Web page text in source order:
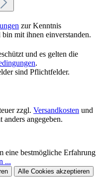
zur Kenntnis
bin mit ihnen einverstanden.
und es gelten die
.
sind Pflichtfelder.
zzgl. Versandkosten und
angegeben.
eine bestmögliche Erfahrung
...
Alle Cookies akzeptieren